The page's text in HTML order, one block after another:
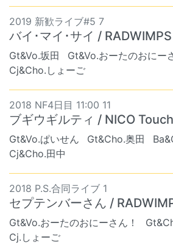
2019 新歓ライブ#5 7
バイ･マイ･サイ / RADWIMPS
Gt&Vo.坂田 Gt&Vo.おーたのおにー
Cj&Cho.しょーご
2018 NF4日目 11:00 11
ブギウギルティ / NICO
Gt&Vo.ぱいせん Gt&Cho.奥田
Cj&Cho.田中
2018 P.S.合同ライブ 1
セプテンバーさん /
Gt&Vo.おーたのおにーさん！
Cj.しょーご